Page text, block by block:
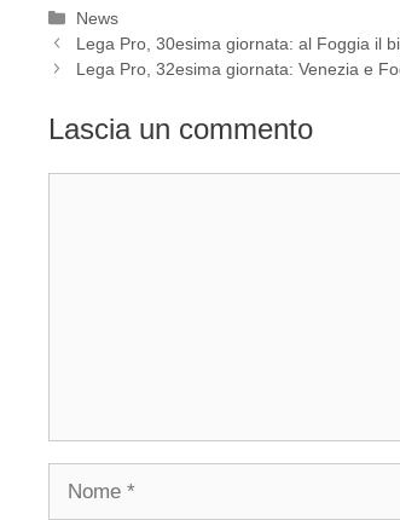
Categorie
News
Lega Pro, 30esima giornata: al Foggia il
Lega Pro, 32esima giornata: Venezia e
Lascia un commento
Nome